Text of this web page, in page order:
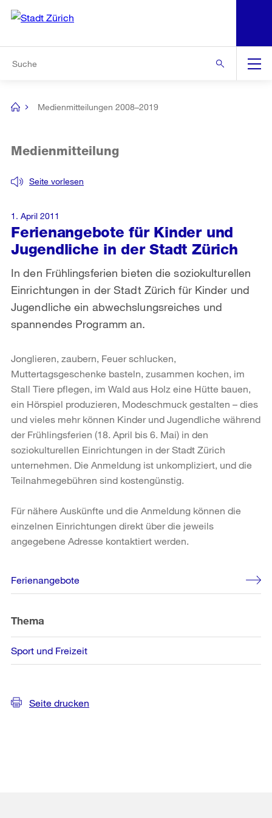
Navigation
[no
Medienmitteilungen 2008–2019
Ferienangebote für Kinder und
Jugendliche in der Stadt Zürich
Seite vorlesen
Medienmitteilung
In den Frühlingsferien bieten die soziokulturellen
Einrichtungen in der Stadt Zürich für Kinder und
Jugendliche ein abwechslungsreiches und
spannendes Programm an.
1. April 2011
Jonglieren, zaubern, Feuer schlucken,
Muttertagsgeschenke basteln, zusammen kochen, im
Stall Tiere pflegen, im Wald aus Holz eine Hütte bauen,
ein Hörspiel produzieren, Modeschmuck gestalten – dies
und vieles mehr können Kinder und Jugendliche während
der Frühlingsferien (18. April bis 6. Mai) in den
soziokulturellen Einrichtungen in der Stadt Zürich
unternehmen. Die Anmeldung ist unkompliziert, und die
Teilnahmegebühren sind kostengünstig.
Für nähere Auskünfte und die Anmeldung können die
einzelnen Einrichtungen direkt über die jeweils
angegebene Adresse kontaktiert werden.
Weitere
Informationen
Ferienangebote
Thema
Sport und Freizeit
Seite drucken